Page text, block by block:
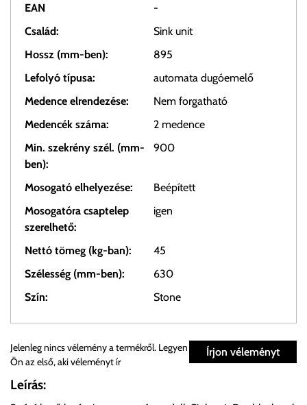
EAN
-
Család:
Sink unit
Hossz (mm-ben):
895
Lefolyó típusa:
automata dugóemelő
Medence elrendezése:
Nem forgatható
Medencék száma:
2 medence
Min. szekrény szél. (mm-
ben):
900
Mosogató elhelyezése:
Beépített
Mosogatóra csaptelep
szerelhető:
igen
Nettó tömeg (kg-ban):
45
Szélesség (mm-ben):
630
Szín:
Stone
Személyes átvétel:
Önnek lehetősége van rendelését a beérkezést követően
ingyenesen átvenni Budapesti Cégcsoportunk Stúdiójában
Írjon véleményt
Jelenleg nincs vélemény a termékről. Legyen
Ön az első, aki véleményt ír
Leírás: